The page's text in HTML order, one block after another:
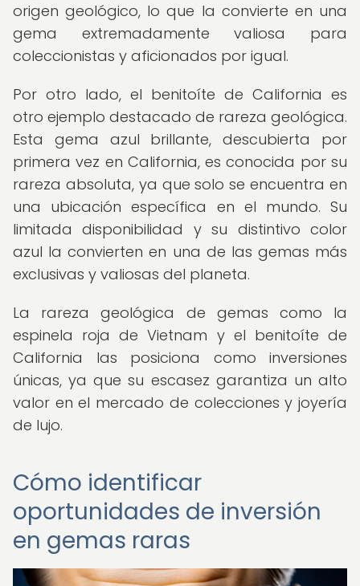
origen geológico, lo que la convierte en una
gema extremadamente valiosa para
coleccionistas y aficionados por igual.
Por otro lado, el benitoíte de California es
otro ejemplo destacado de rareza geológica.
Esta gema azul brillante, descubierta por
primera vez en California, es conocida por su
rareza absoluta, ya que solo se encuentra en
una ubicación específica en el mundo. Su
limitada disponibilidad y su distintivo color
azul la convierten en una de las gemas más
exclusivas y valiosas del planeta.
La rareza geológica de gemas como la
espinela roja de Vietnam y el benitoíte de
California las posiciona como inversiones
únicas, ya que su escasez garantiza un alto
valor en el mercado de colecciones y joyería
de lujo.
Cómo identificar
oportunidades de inversión
en gemas raras